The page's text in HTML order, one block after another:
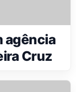
agência
Cruz